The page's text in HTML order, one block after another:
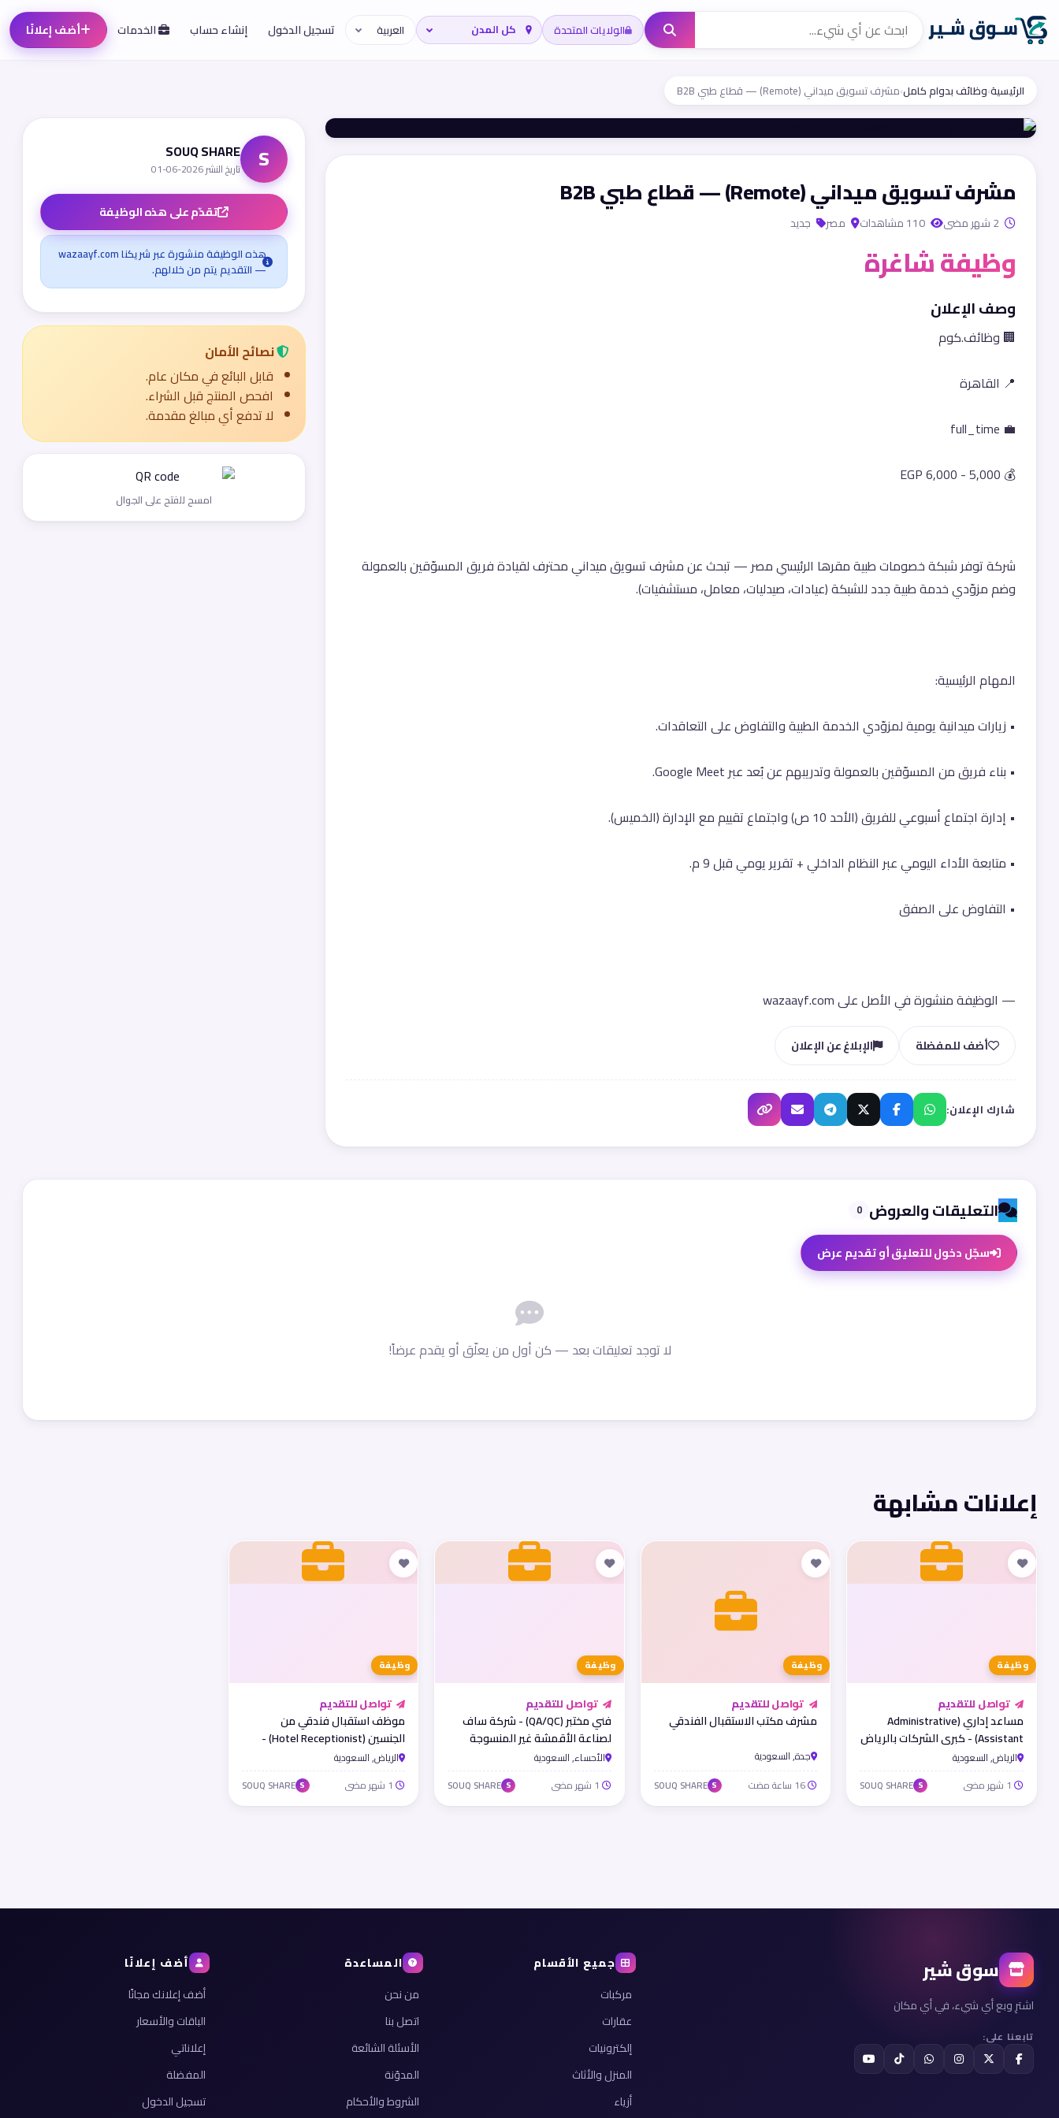
الولايات المتحدة تسجيل الدخول إنشاء حساب الخدمات أضف إعلانًا
الرئيسية›وظائف بدوام كامل›مشرف تسويق ميداني (Remote) — قطاع طبي B2B
مشرف تسويق ميداني (Remote) — قطاع طبي B2B
مصر جديد
وظيفة شاغرة
وصف الإعلان
🏢 وظائف.كوم
📍 القاهرة
💼 full_time
💰 5,000 - 6,000 EGP
وضم مزوّدي خدمة طبية جدد للشبكة (عيادات، صيدليات، معامل، مستشفيات).
المهام الرئيسية:
• زيارات ميدانية يومية لمزوّدي الخدمة الطبية والتفاوض على التعاقدات.
• بناء فريق من المسوّقين بالعمولة وتدريبهم عن بُعد عبر Google Meet.
• إدارة اجتماع أسبوعي للفريق (الأحد 10 ص) واجتماع تقييم مع الإدارة (الخميس).
• متابعة الأداء اليومي عبر النظام الداخلي + تقرير يومي قبل 9 م.
• التفاوض على الصفق
— الوظيفة منشورة في الأصل على wazaayf.com
أضف للمفضلة الإبلاغ عن الإعلان
شارك الإعلان:
S
SOUQ SHARE
تاريخ النشر 2026-06-01
تقدّم على هذه الوظيفة
هذه الوظيفة منشورة عبر شريكنا wazaayf.com
— التقديم يتم من خلالهم.
نصائح الأمان
قابل البائع في مكان عام.
افحص المنتج قبل الشراء.
لا تدفع أي مبالغ مقدمة.
امسح للفتح على الجوال
التعليقات والعروض 0
سجّل دخول للتعليق أو تقديم عرض
لا توجد تعليقات بعد — كن أول من يعلّق أو يقدم عرضاً!
إعلانات مشابهة
وظيفة
تواصل للتقديم
مساعد إداري (Administrative
Assistant) - كبرى الشركات بالرياض
الرياض, السعودية
S
SOUQ SHARE
وظيفة
تواصل للتقديم
مشرف مكتب الاستقبال الفندقي
جدة, السعودية
16 ساعة مضت
S
SOUQ SHARE
وظيفة
تواصل للتقديم
فني مختبر (QA/QC) - شركة ساف
لصناعة الأقمشة غير المنسوجة
الأحساء, السعودية
S
SOUQ SHARE
وظيفة
تواصل للتقديم
موظف استقبال فندقي من
الجنسين (Hotel Receptionist) -
شركة فندقية بالرياض
الرياض, السعودية
1 شهر مضى
S
SOUQ SHARE
سوق شير
اشترِ وبع أي شيء، في أي مكان
تابعنا على:
جميع الأقسام
مركبات
عقارات
إلكترونيات
المنزل والأثاث
أزياء
المساعدة
من نحن
اتصل بنا
الأسئلة الشائعة
المدوّنة
الشروط والأحكام
أضف إعلانًا
أضف إعلانك مجانًا
الباقات والأسعار
إعلاناتي
المفضلة
تسجيل الدخول